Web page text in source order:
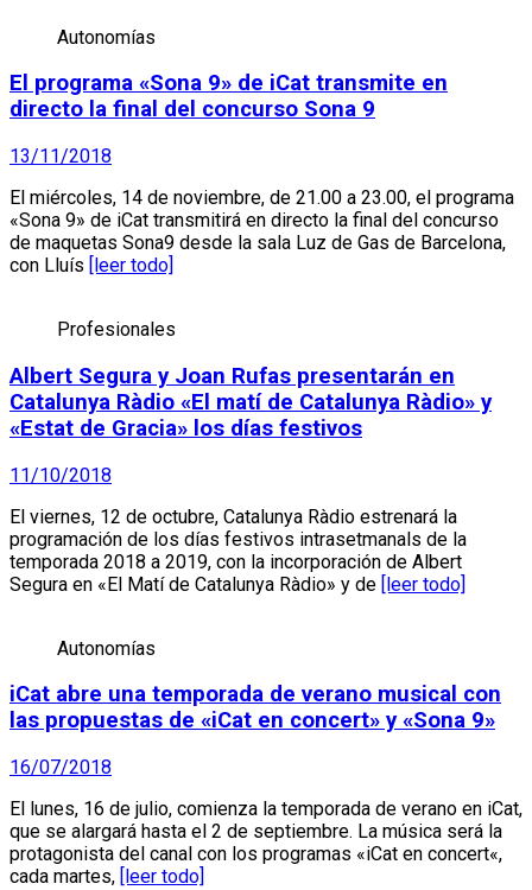
Autonomías
El programa «Sona 9» de iCat transmite en
directo la final del concurso Sona 9
13/11/2018
El miércoles, 14 de noviembre, de 21.00 a 23.00, el programa
«Sona 9» de iCat transmitirá en directo la final del concurso
de maquetas Sona9 desde la sala Luz de Gas de Barcelona,
con Lluís
[leer todo]
Profesionales
Albert Segura y Joan Rufas presentarán en
Catalunya Ràdio «El matí de Catalunya Ràdio» y
«Estat de Gracia» los días festivos
11/10/2018
El viernes, 12 de octubre, Catalunya Ràdio estrenará la
programación de los días festivos intrasetmanals de la
temporada 2018 a 2019, con la incorporación de Albert
Segura en «El Matí de Catalunya Ràdio» y de [leer todo]
Autonomías
iCat abre una temporada de verano musical con
las propuestas de «iCat en concert» y «Sona 9»
16/07/2018
El lunes, 16 de julio, comienza la temporada de verano en iCat,
que se alargará hasta el 2 de septiembre. La música será la
protagonista del canal con los programas «iCat en concert«,
cada martes, [leer todo]